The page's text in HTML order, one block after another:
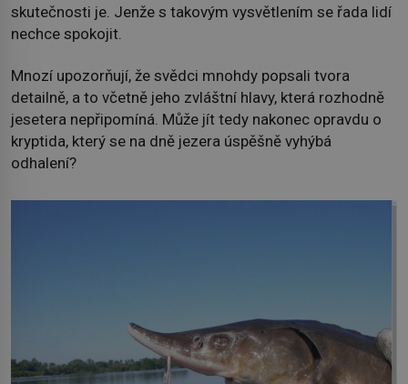
skutečnosti je. Jenže s takovým vysvětlením se řada lidí
nechce spokojit.
Mnozí upozorňují, že svědci mnohdy popsali tvora
detailně, a to včetně jeho zvláštní hlavy, která rozhodně
jesetera nepřipomíná. Může jít tedy nakonec opravdu o
kryptida, který se na dně jezera úspěšně vyhýbá
odhalení?